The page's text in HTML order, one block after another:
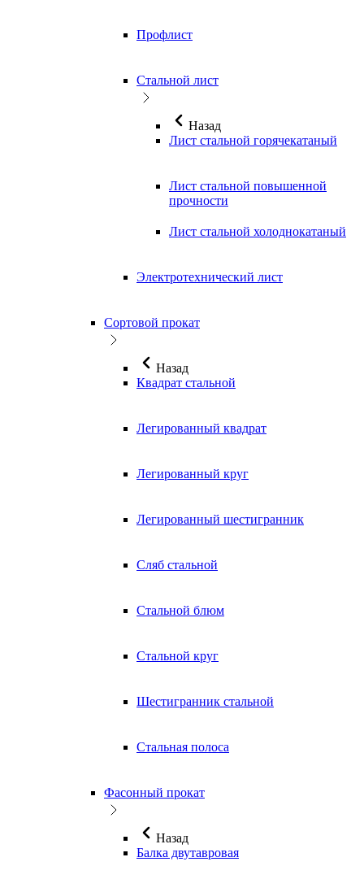
Профлист
Стальной лист
Назад
Лист стальной горячекатаный
Лист стальной повышенной
прочности
Лист стальной холоднокатаный
Электротехнический лист
Сортовой прокат
Назад
Квадрат стальной
Легированный квадрат
Легированный круг
Легированный шестигранник
Сляб стальной
Стальной блюм
Стальной круг
Шестигранник стальной
Стальная полоса
Фасонный прокат
Назад
Балка двутавровая